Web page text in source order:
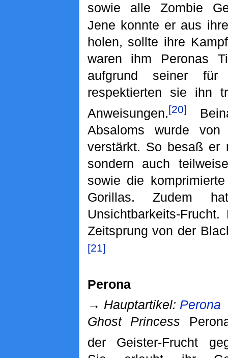
sowie alle Zombie
Jene konnte er aus
holen, sollte ihre
waren ihm Peronas
aufgrund seiner für
respektierten sie ihn
Anweisungen.[20]
Absaloms wurde
verstärkt. So besaß er
sondern auch
sowie die
Gorillas. Zudem
Unsichtbarkeits-
Zeitsprung von der
[21]
Perona
→ Hauptartikel: Perona
Ghost Princess
der Geister-Frucht